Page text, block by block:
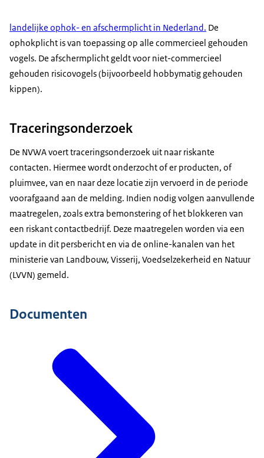
landelijke ophok- en afschermplicht in Nederland. De
ophokplicht is van toepassing op alle commercieel gehouden
vogels. De afschermplicht geldt voor niet-commercieel
gehouden risicovogels (bijvoorbeeld hobbymatig gehouden
kippen).
Traceringsonderzoek
De NVWA voert traceringsonderzoek uit naar riskante
contacten. Hiermee wordt onderzocht of er producten, of
pluimvee, van en naar deze locatie zijn vervoerd in de periode
voorafgaand aan de melding. Indien nodig volgen aanvullende
maatregelen, zoals extra bemonstering of het blokkeren van
een riskant contactbedrijf. Deze maatregelen worden via een
update in dit persbericht en via de online-kanalen van het
ministerie van Landbouw, Visserij, Voedselzekerheid en Natuur
(LVVN) gemeld.
Documenten